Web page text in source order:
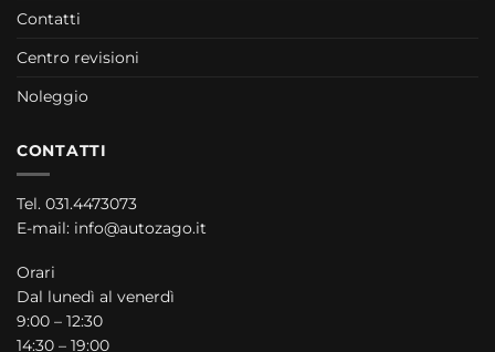
Contatti
Centro revisioni
Noleggio
CONTATTI
Tel. 031.4473073
E-mail: info@autozago.it
Orari
Dal lunedì al venerdì
9:00 – 12:30
14:30 – 19:00